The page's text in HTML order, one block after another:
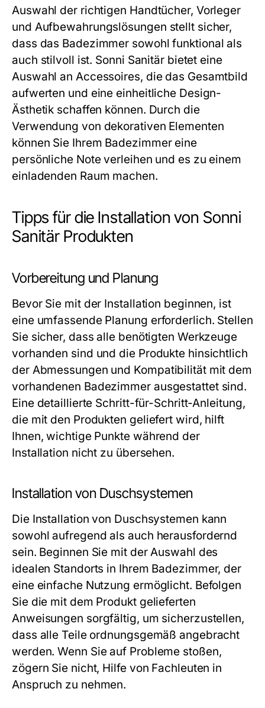
Auswahl der richtigen Handtücher, Vorleger
und Aufbewahrungslösungen stellt sicher,
dass das Badezimmer sowohl funktional als
auch stilvoll ist. Sonni Sanitär bietet eine
Auswahl an Accessoires, die das Gesamtbild
aufwerten und eine einheitliche Design-
Ästhetik schaffen können. Durch die
Verwendung von dekorativen Elementen
können Sie Ihrem Badezimmer eine
persönliche Note verleihen und es zu einem
einladenden Raum machen.
Tipps für die Installation von Sonni
Sanitär Produkten
Vorbereitung und Planung
Bevor Sie mit der Installation beginnen, ist
eine umfassende Planung erforderlich. Stellen
Sie sicher, dass alle benötigten Werkzeuge
vorhanden sind und die Produkte hinsichtlich
der Abmessungen und Kompatibilität mit dem
vorhandenen Badezimmer ausgestattet sind.
Eine detaillierte Schritt-für-Schritt-Anleitung,
die mit den Produkten geliefert wird, hilft
Ihnen, wichtige Punkte während der
Installation nicht zu übersehen.
Installation von Duschsystemen
Die Installation von Duschsystemen kann
sowohl aufregend als auch herausfordernd
sein. Beginnen Sie mit der Auswahl des
idealen Standorts in Ihrem Badezimmer, der
eine einfache Nutzung ermöglicht. Befolgen
Sie die mit dem Produkt gelieferten
Anweisungen sorgfältig, um sicherzustellen,
dass alle Teile ordnungsgemäß angebracht
werden. Wenn Sie auf Probleme stoßen,
zögern Sie nicht, Hilfe von Fachleuten in
Anspruch zu nehmen.